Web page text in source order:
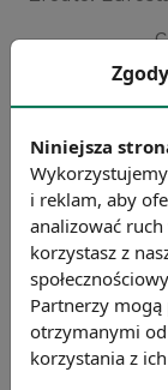
Zgody
Niniejsza
i reklam, aby
analizować
korzystasz z
Partnerzy
otrzymanymi
korzystania z ich